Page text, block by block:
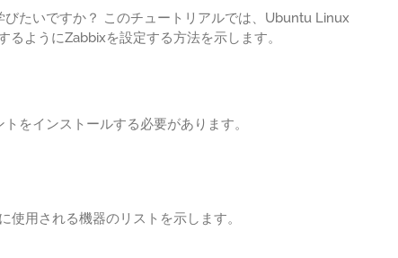
たいですか？ このチュートリアルでは、Ubuntu Linux
ようにZabbixを設定する方法を示します。
をインストールする必要があります。
用される機器のリストを示します。